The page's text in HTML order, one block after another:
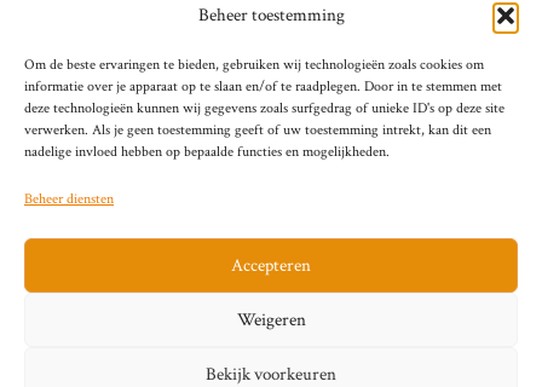
Beheer toestemming
Om de beste ervaringen te bieden, gebruiken wij technologieën zoals cookies om
informatie over je apparaat op te slaan en/of te raadplegen. Door in te stemmen met
deze technologieën kunnen wij gegevens zoals surfgedrag of unieke ID's op deze site
verwerken. Als je geen toestemming geeft of uw toestemming intrekt, kan dit een
nadelige invloed hebben op bepaalde functies en mogelijkheden.
Beheer diensten
Accepteren
Weigeren
Bekijk voorkeuren
ZAKELIJK
Hardnekkige Inflatie bij de ‘Grote Vier’
van de Eurozone
Mei 29, 2026
Sitemap Contact Privacybeleid (EU)
Impressum
Cookiebeleid (EU)